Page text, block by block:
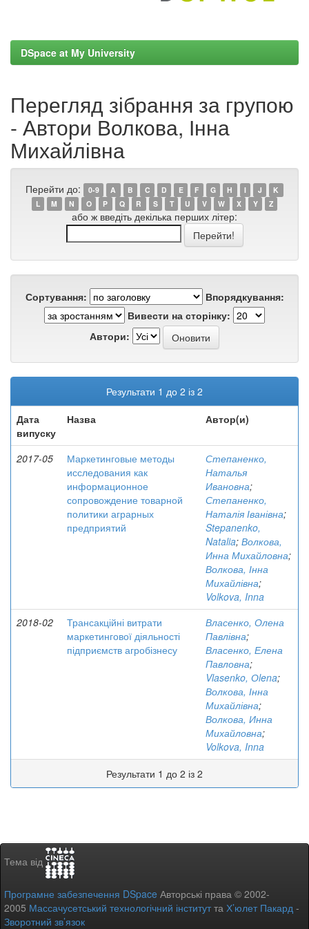
DSpace at My University
Перегляд зібрання за групою
- Автори Волкова, Інна
Михайлівна
Перейти до: 0-9 A B C D E F G H I J
K
L
M N O P Q R S T U V W X Y Z
або ж введіть декілька перших літер:
Сортування:
Впорядкування:
Вивести на сторінку:
Автори:
Результати 1 до 2 із 2
Дата
випуску
Назва Автор(и)
2017-05
Маркетинговые методы
исследования как
информационное
сопровождение товарной
политики аграрных
предприятий
Степаненко,
Наталья
Ивановна;
Степаненко,
Наталія Іванівна;
Stepanenko,
Natalia; Волкова,
Инна Михайловна;
Волкова, Інна
Михайлівна;
Volkova, Inna
2018-02
Трансакційні витрати
маркетингової діяльності
підприємств агробізнесу
Власенко, Олена
Павлівна;
Власенко, Елена
Павловна;
Vlasenko, Оlena;
Волкова, Інна
Михайлівна;
Волкова, Инна
Михайловна;
Volkova, Inna
Результати 1 до 2 із 2
Тема від
Програмне забезпечення DSpace Авторські права © 2002-
2005 Массачусетський технологічний інститутта Х’юлет Пакард -
Зворотний зв’язок